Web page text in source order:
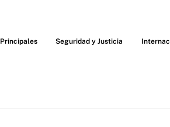
Principales Seguridad y Justicia